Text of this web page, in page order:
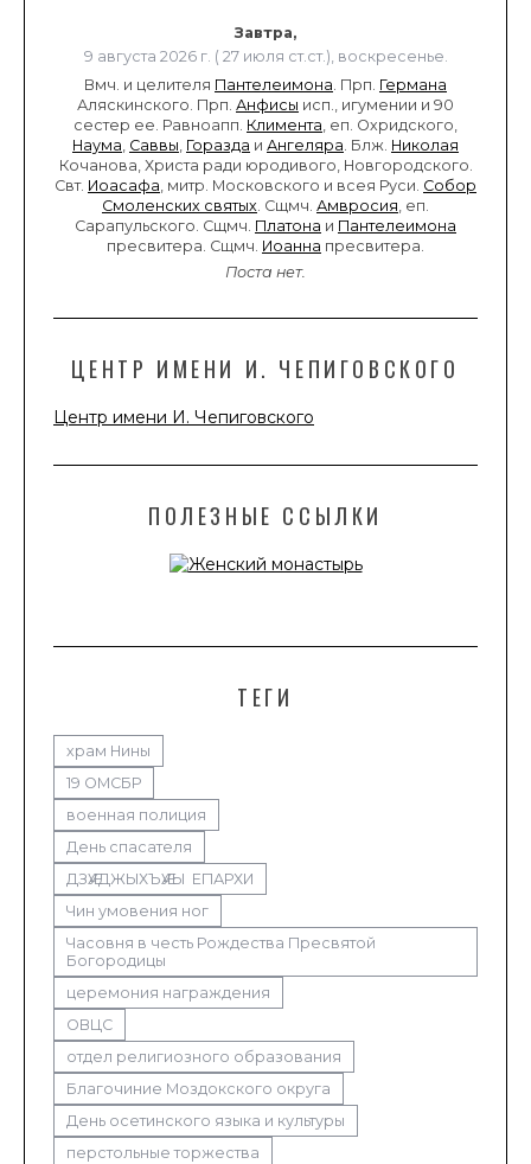
Завтра,
9 августа 2026 г. ( 27 июля ст.ст.), воскресенье.
Вмч. и целителя Пантелеимона . Прп. Германа
Аляскинского. Прп. Анфисы исп., игумении и 90
сестер ее. Равноапп. Климента , еп. Охридского,
Наума Саввы Горазда и Ангеляра . Блж. Николая
Кочанова, Христа ради юродивого, Новгородского.
Свт. Иоасафа , митр. Московского и всея Руси. Собор
Смоленских святых . Сщмч. Амвросия , еп.
Сарапульского. Сщмч. Платона и Пантелеимона
пресвитера. Сщмч. Иоанна пресвитера.
Поста нет.
ЦЕНТР ИМЕНИ И. ЧЕПИГОВСКОГО
Центр имени И. Чепиговского
ПОЛЕЗНЫЕ ССЫЛКИ
ТЕГИ
храм Нины
19 ОМСБР
военная полиция
День спасателя
ДЗӔУДЖЫХЪӔУЫ ЕПАРХИ
Чин умовения ног
Часовня в честь Рождества Пресвятой
Богородицы
церемония награждения
ОВЦС
отдел религиозного образования
Благочиние Моздокского округа
День осетинского языка и культуры
перстольные торжества